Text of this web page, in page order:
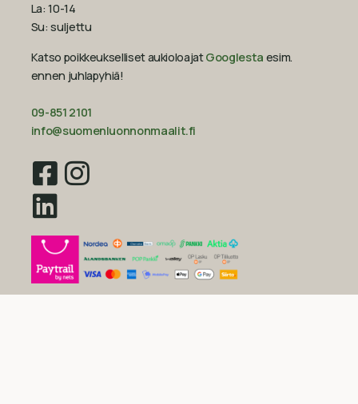
La: 10-14
Su: suljettu
Katso poikkeukselliset aukioloajatGooglesta esim.
ennen juhlapyhiä!‍
09-851 2101
info@suomenluonnonmaalit.fi